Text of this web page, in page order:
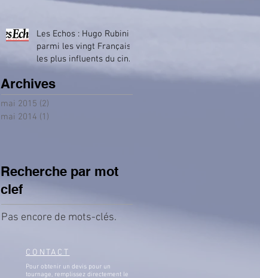
Les Echos : Hugo Rubini
parmi les vingt Français
les plus influents du ciné
Archives
mai 2015 (2)
mai 2014 (1)
Recherche par mot
clef
Pas encore de mots-clés.
CONTACT
Pour obtenir un devis pour un
tournage, remplissez directement le